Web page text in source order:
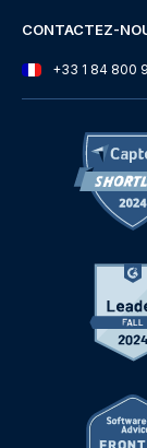
CONTACTEZ-
+33 1 84 800